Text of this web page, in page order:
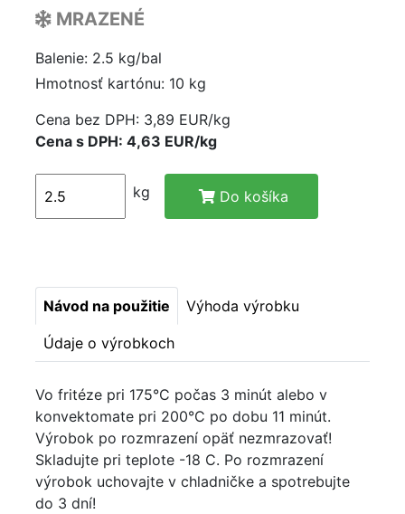
MRAZENÉ
Balenie: 2.5 kg/bal
Hmotnosť kartónu: 10 kg
Cena bez DPH: 3,89 EUR/kg
Cena s DPH: 4,63 EUR/kg
kg Do košíka
Návod na použitie Výhoda výrobku
Údaje o výrobkoch
Vo fritéze pri 175°C počas 3 minút alebo v
konvektomate pri 200°C po dobu 11 minút.
Výrobok po rozmrazení opäť nezmrazovať!
Skladujte pri teplote -18 C. Po rozmrazení
výrobok uchovajte v chladničke a spotrebujte
do 3 dní!